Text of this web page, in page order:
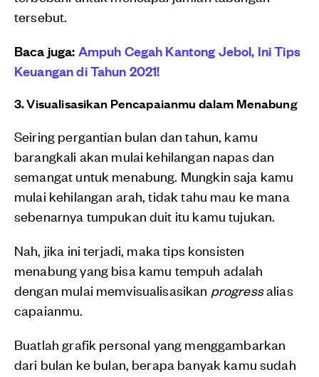
tersebut.
Baca juga:Ampuh Cegah Kantong Jebol, Ini Tips
Keuangan di Tahun 2021!
3. Visualisasikan Pencapaianmu dalam Menabung
Seiring pergantian bulan dan tahun, kamu
barangkali akan mulai kehilangan napas dan
semangat untuk menabung. Mungkin saja kamu
mulai kehilangan arah, tidak tahu mau ke mana
sebenarnya tumpukan duit itu kamu tujukan.
Nah, jika ini terjadi, maka tips konsisten
menabung yang bisa kamu tempuh adalah
dengan mulai memvisualisasikan progressalias
capaianmu.
Buatlah grafik personal yang menggambarkan
dari bulan ke bulan, berapa banyak kamu sudah